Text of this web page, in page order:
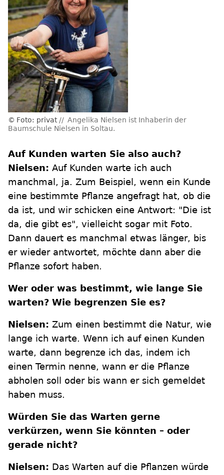
Foto: privat
Angelika Nielsen ist Inhaberin der
Baumschule Nielsen in Soltau.
Auf Kunden warten Sie also auch?
Nielsen: Auf Kunden warte ich auch
manchmal, ja. Zum Beispiel, wenn ein Kunde
eine bestimmte Pflanze angefragt hat, ob die
da ist, und wir schicken eine Antwort: "Die ist
da, die gibt es", vielleicht sogar mit Foto.
Dann dauert es manchmal etwas länger, bis
er wieder antwortet, möchte dann aber die
Pflanze sofort haben.
Wer oder was bestimmt, wie lange Sie
warten? Wie begrenzen Sie es?
Nielsen: Zum einen bestimmt die Natur, wie
lange ich warte. Wenn ich auf einen Kunden
warte, dann begrenze ich das, indem ich
einen Termin nenne, wann er die Pflanze
abholen soll oder bis wann er sich gemeldet
haben muss.
Würden Sie das Warten gerne
verkürzen, wenn Sie könnten – oder
gerade nicht?
Nielsen: Das Warten auf die Pflanzen würde